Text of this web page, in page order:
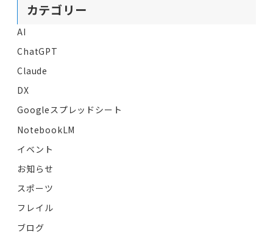
カテゴリー
AI
ChatGPT
Claude
DX
Googleスプレッドシート
NotebookLM
イベント
お知らせ
スポーツ
フレイル
ブログ